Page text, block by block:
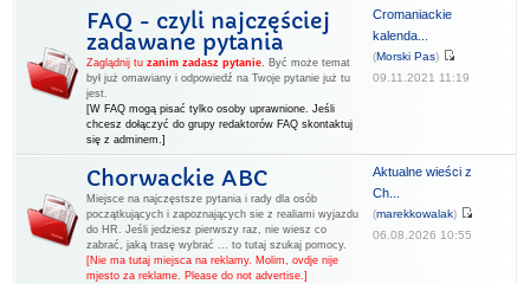
FAQ - czyli najczęściej
zadawane pytania
Zaglądnij tu zanim zadasz pytanie. Być może temat
był już omawiany i odpowiedź na Twoje pytanie już tu
jest.
[W FAQ mogą pisać tylko osoby uprawnione. Jeśli
chcesz dołączyć do grupy redaktorów FAQ skontaktuj
się z adminem.]
Cromaniackie
kalenda...
(Morski Pas)
09.11.2021 11:19
Chorwackie ABC
Miejsce na najczęstsze pytania i rady dla osób
początkujących i zapoznających sie z realiami wyjazdu
do HR. Jeśli jedziesz pierwszy raz, nie wiesz co
zabrać, jaką trasę wybrać ... to tutaj szukaj pomocy.
[Nie ma tutaj miejsca na reklamy. Molim, ovdje nije
mjesto za reklame. Please do not advertise.]
Aktualne wieści z
Ch...
(marekkowalak)
06.08.2026 10:55